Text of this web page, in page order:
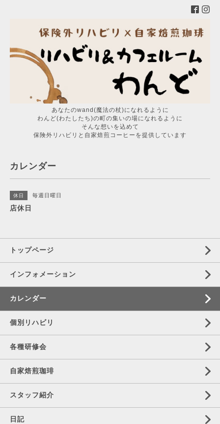
あなたのwand(魔法の杖)になれるように
わんど(わたしたち)の町の集いの場になれるように
そんな想いを込めて
保険外リハビリと自家焙煎コーヒーを提供しています
カレンダー
休日 毎週日曜日
店休日
トップページ
インフォメーション
カレンダー
個別リハビリ
各種研修会
自家焙煎珈琲
スタッフ紹介
日記